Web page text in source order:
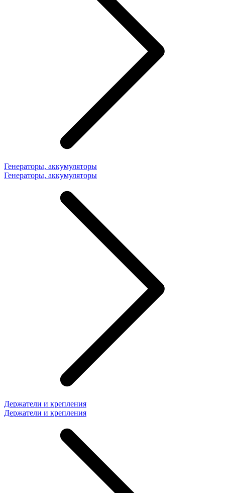
Генераторы, аккумуляторы
Генераторы, аккумуляторы
Держатели и крепления
Держатели и крепления